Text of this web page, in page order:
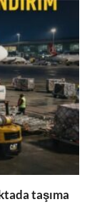
taşıma